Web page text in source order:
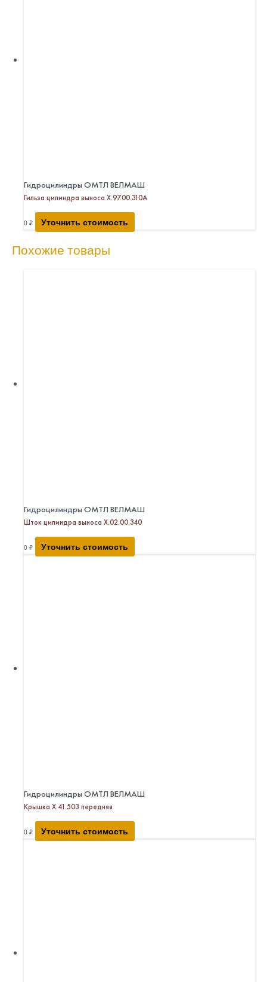
Гидроцилиндры ОМТЛ ВЕЛМАШ
Гильза цилиндра выноса Х.97.00.310А
0 ₽ Уточнить стоимость
Похожие товары
Гидроцилиндры ОМТЛ ВЕЛМАШ
Шток цилиндра выноса Х.02.00.340
0 ₽ Уточнить стоимость
Гидроцилиндры ОМТЛ ВЕЛМАШ
Крышка Х.41.503 передняя
0 ₽ Уточнить стоимость